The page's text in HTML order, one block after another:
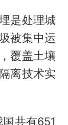
是处理城
被集中运
覆盖土壤
离技术实
共有651